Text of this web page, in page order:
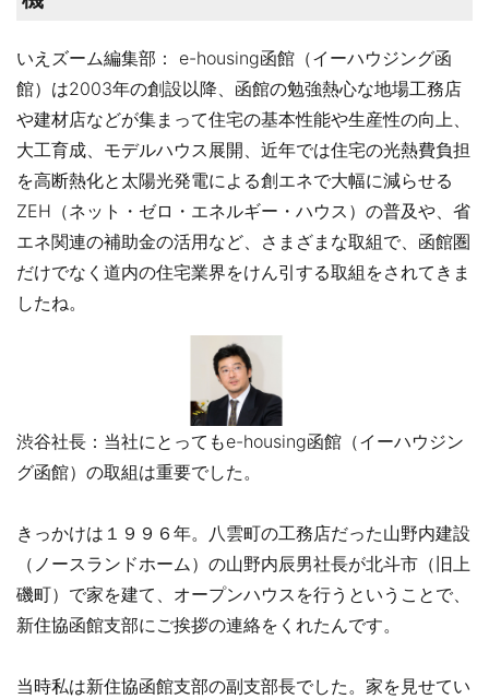
いえズーム編集部： e-housing函館（イーハウジング函
館）は2003年の創設以降、函館の勉強熱心な地場工務店
や建材店などが集まって住宅の基本性能や生産性の向上、
大工育成、モデルハウス展開、近年では住宅の光熱費負担
を高断熱化と太陽光発電による創エネで大幅に減らせる
ZEH（ネット・ゼロ・エネルギー・ハウス）の普及や、省
エネ関連の補助金の活用など、さまざまな取組で、函館圏
だけでなく道内の住宅業界をけん引する取組をされてきま
したね。
渋谷社長：当社にとってもe-housing函館（イーハウジン
グ函館）の取組は重要でした。
きっかけは１９９６年。八雲町の工務店だった山野内建設
（ノースランドホーム）の山野内辰男社長が北斗市（旧上
磯町）で家を建て、オープンハウスを行うということで、
新住協函館支部にご挨拶の連絡をくれたんです。
当時私は新住協函館支部の副支部長でした。家を見せてい